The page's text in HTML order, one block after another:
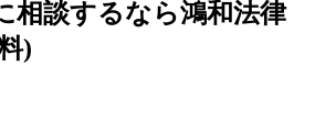
相談するなら鴻和法律
)